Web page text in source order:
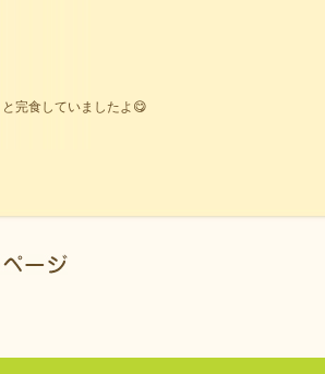
と完食していましたよ😋